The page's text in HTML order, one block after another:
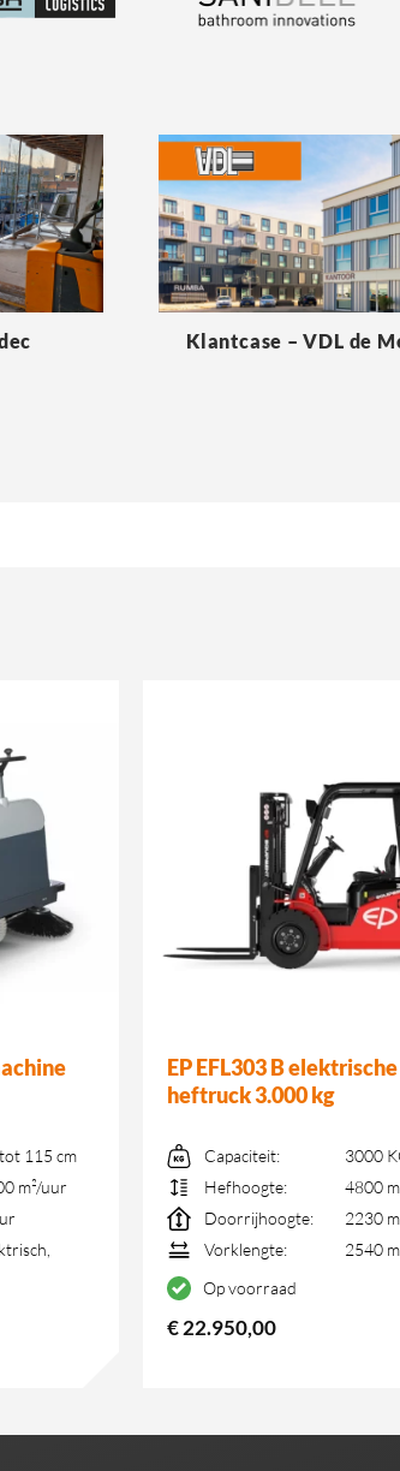
Klantcase – VDL de
115 cm
m²/uur
EP EFL303 B elektrische
heftruck 3.000 kg
Capaciteit:
3000
Hefhoogte:
4800
Doorrijhoogte:
2230
Vorklengte:
2540
Op voorraad
€22.950,00